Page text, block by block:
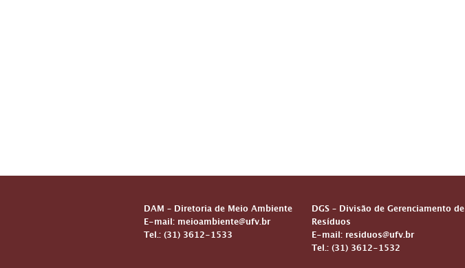
DAM – Diretoria de Meio Ambiente
E-mail: meioambiente@ufv.br
Tel.: (31) 3612-1533
DGS – Divisão de Gerenciamento de
Resíduos
E-mail: residuos@ufv.br
Tel.: (31) 3612-1532